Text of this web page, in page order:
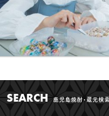
ックツアーは、島民おす
時間を過ごせるおすすめ
SEARCH 鹿児島焼酎・蔵元検